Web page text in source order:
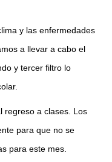
y las enfermedades
a llevar a cabo el
y tercer filtro lo
regreso a clases. Los
para que no se
para este mes.